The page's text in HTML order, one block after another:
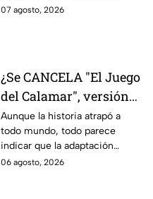
tratará la cinta. Aquí te
07 agosto, 2026
¿Se CANCELA "El Juego
del Calamar", versión
Estados Unidos? Esto
es lo que se sabe al
momento
Aunque la historia atrapó a
todo mundo, todo parece
indicar que la adaptación
podría ser cancelada:
06 agosto, 2026